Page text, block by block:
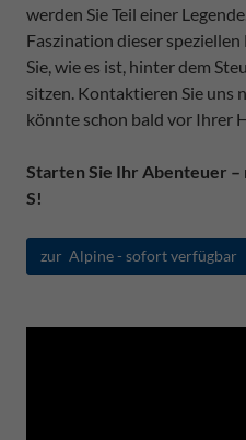
werden Sie Teil einer
Faszination dieser
Sie, wie es ist, hinter dem
sitzen. Kontaktieren Sie uns
könnte schon bald vor Ihrer
Starten Sie Ihr Abenteuer
S!
zur Alpine - sofort verfügbar